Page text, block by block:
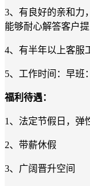
3、 有良好的亲和力
能够耐心解答客户
4、 有半年以上客服
5、 工作时间：早班：
福利待遇：
1 、 法定节假日，弹
2、 带薪休假
3、广阔晋升空间